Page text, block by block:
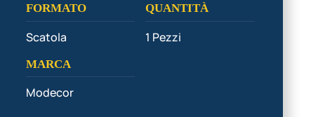
FORMATO
Scatola
QUANTITÀ
1 Pezzi
MARCA
Modecor